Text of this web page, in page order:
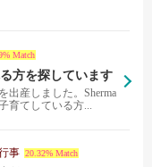
Match
方を探しています
出産しました。Sherma
育てしている方...
事 20.32% Match